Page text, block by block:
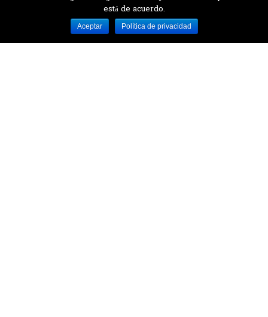
Desarrollado por MJTEC.
está de acuerdo.
Aceptar Política de privacidad